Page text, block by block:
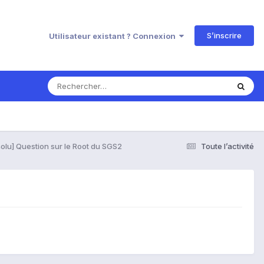
Utilisateur existant ? Connexion S’inscrire
Toute l’activité
Question sur le Root du SGS2